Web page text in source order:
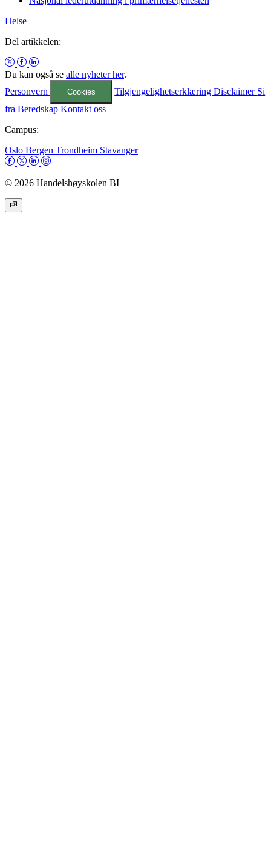
Helse
Del artikkelen:
Du kan også se alle nyheter her.
Personvern
Cookies TilgjengelighetserklæringDisclaimer Si
fra Beredskap Kontakt oss
Campus:
Oslo Bergen Trondheim Stavanger
© 2026 Handelshøyskolen BI